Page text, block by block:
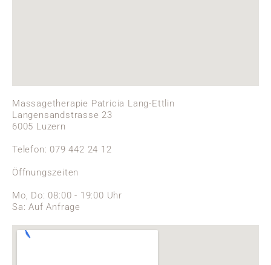
Massagetherapie Patricia Lang-Ettlin
Langensandstrasse 23
6005 Luzern
Telefon: 079 442 24 12
Öffnungszeiten
Mo, Do: 08:00 - 19:00 Uhr
Sa: Auf Anfrage